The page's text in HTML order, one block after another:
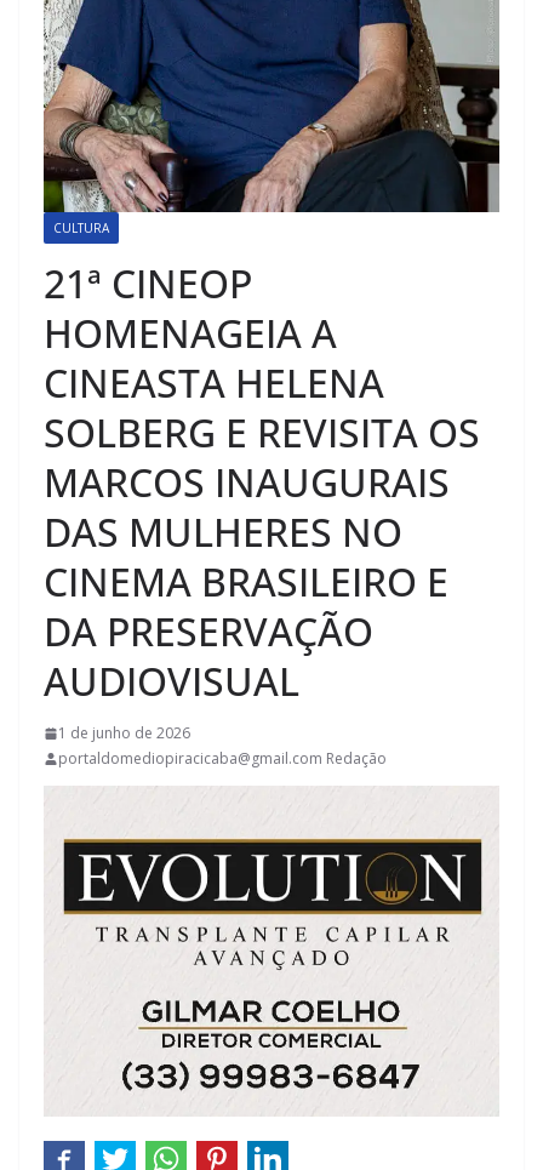
CULTURA
21ª CINEOP
HOMENAGEIA A
CINEASTA HELENA
SOLBERG E REVISITA OS
MARCOS INAUGURAIS
DAS MULHERES NO
CINEMA BRASILEIRO E
DA PRESERVAÇÃO
AUDIOVISUAL
1 de junho de 2026
portaldomediopiracicaba@gmail.com Redação